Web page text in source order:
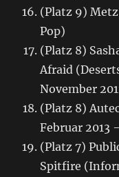
(Platz 9)
Pop)
(Platz 8)
Afraid
November
(Platz 8)
Februar 2013
(Platz 7)
Spitfire